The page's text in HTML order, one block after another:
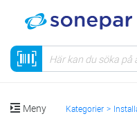
Meny Kategorier